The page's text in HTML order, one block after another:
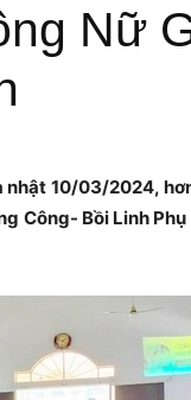
Nữ
nhật 10/03/2024,
Công- Bồi Linh